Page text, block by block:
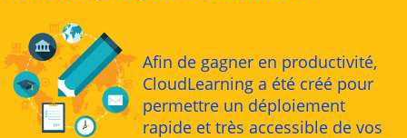
Afin de gagner en productivité,
CloudLearning a été créé pour
permettre un déploiement
rapide et très accessible de vos